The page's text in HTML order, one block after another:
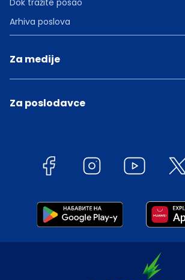
Dok tražite posao
Arhiva poslova
Za medije
Za poslodavce